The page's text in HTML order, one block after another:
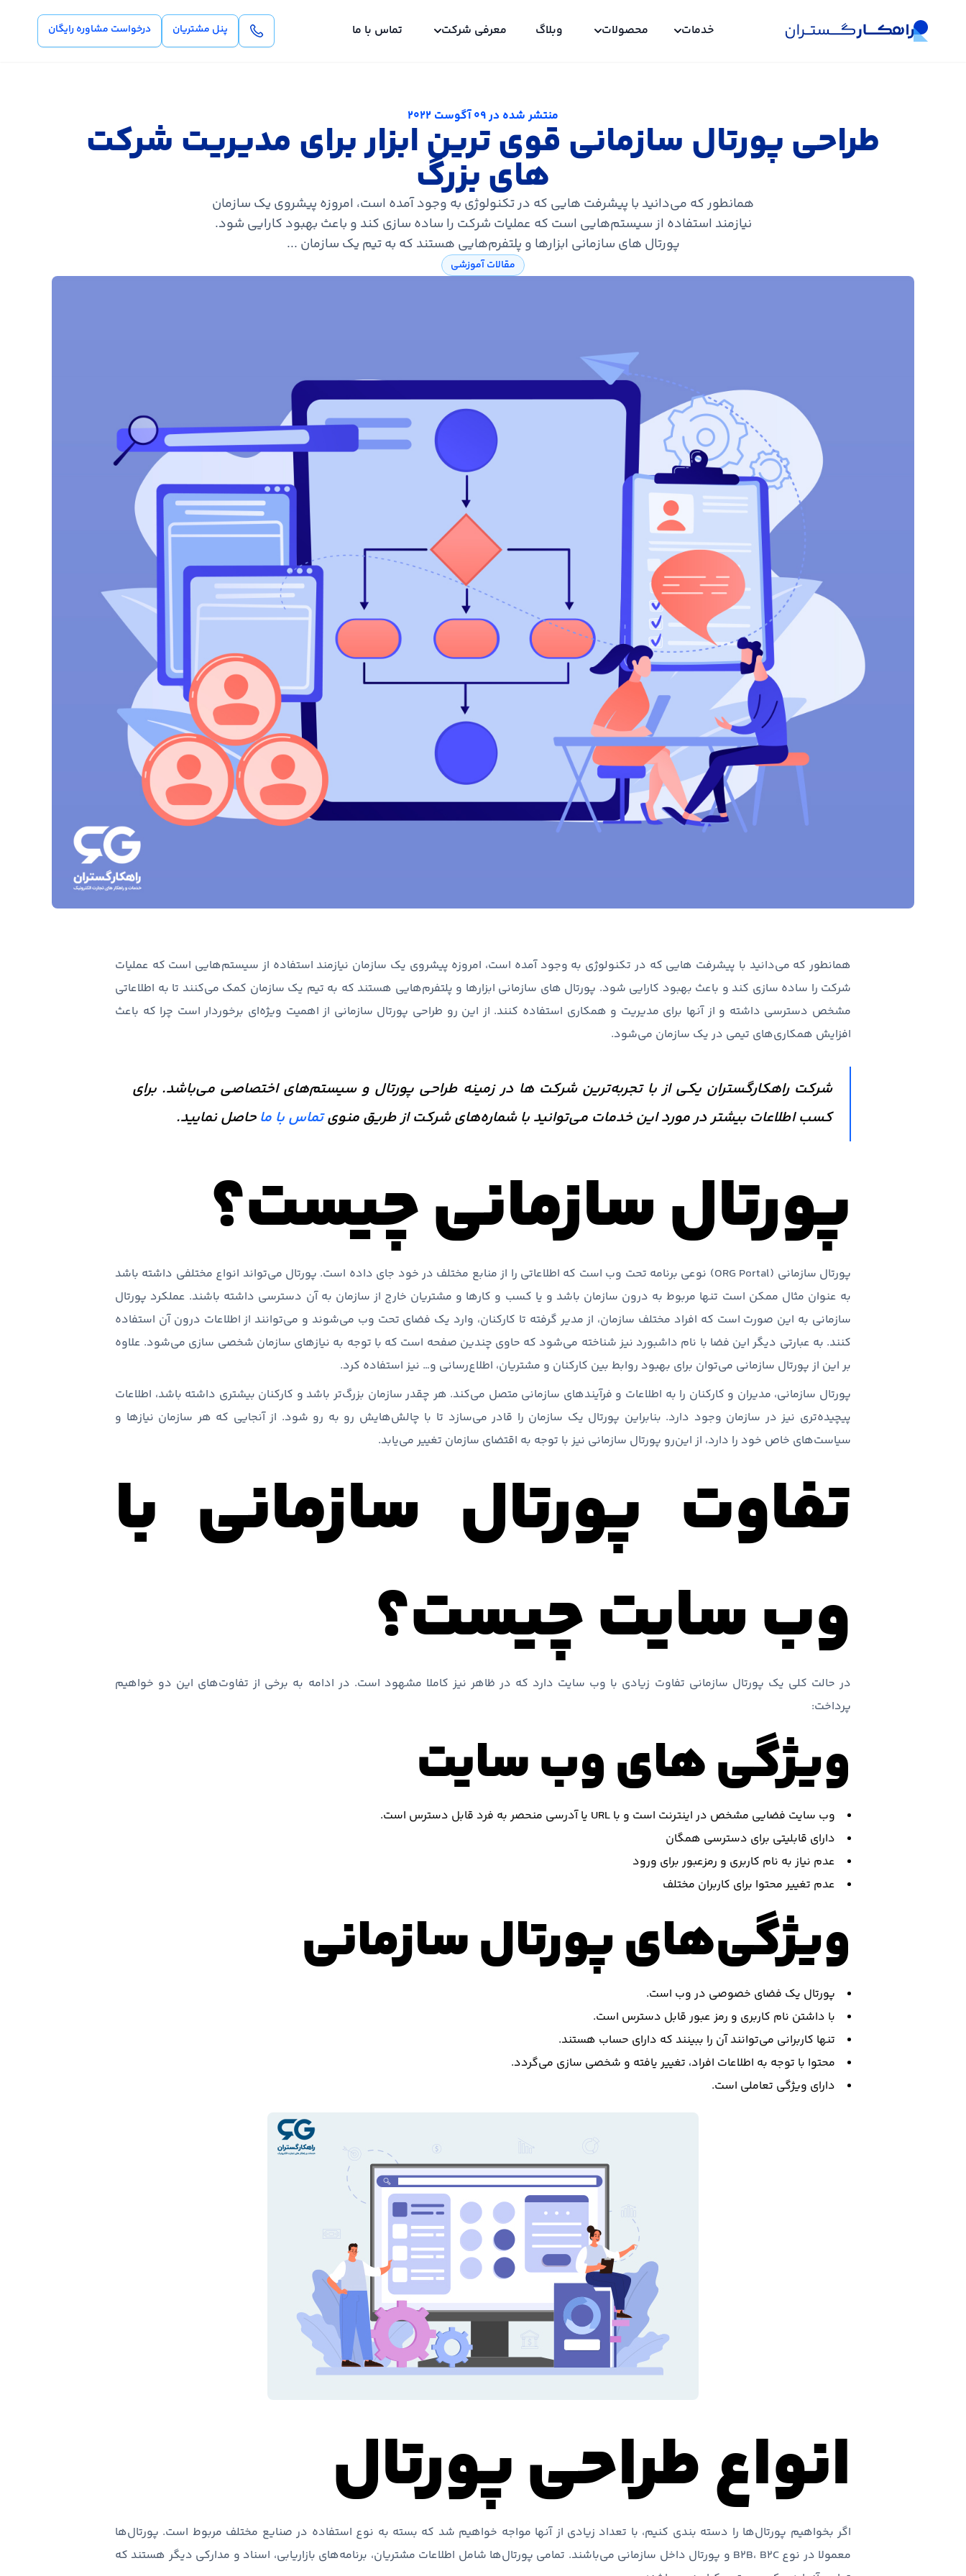
پنل مشتریان درخواست مشاوره رایگان خدمات محصولات وبلاگ معرفی شرکت تماس با ما
منتشر شده در09 آگوست 2022
طراحی پورتال سازمانی قوی ترین ابزار برای مدیریت شرکت
های بزرگ
همانطور که می‌دانید با پیشرفت هایی که در تکنولوژی به وجود آمده است، امروزه پیشروی یک سازمان
نیازمند استفاده از سیستم‌هایی است که عملیات شرکت را ساده سازی کند و باعث بهبود کارایی شود.
پورتال های سازمانی ابزارها و پلتفرم‌هایی هستند که به تیم یک سازمان ...
مقالات آموزشی
همانطور که می‌دانید با پیشرفت هایی که در تکنولوژی به وجود آمده است، امروزه پیشروی یک سازمان نیازمند استفاده از سیستم‌هایی است که عملیات
شرکت را ساده سازی کند و باعث بهبود کارایی شود. پورتال های سازمانی ابزارها و پلتفرم‌هایی هستند که به تیم یک سازمان کمک می‌کنند تا به اطلاعاتی
مشخص دسترسی داشته و از آنها برای مدیریت و همکاری استفاده کنند. از این رو طراحی پورتال سازمانی از اهمیت ویژه‌ای برخوردار است چرا که باعث
افزایش همکاری‌های تیمی در یک سازمان می‌شود.
شرکت راهکارگستران یکی از با تجربه‌ترین شرکت ها در زمینه طراحی پورتال و سیستم‌های اختصاصی می‌باشد. برای
کسب اطلاعات بیشتر در مورد این خدمات می‌توانید با شماره‌های شرکت از طریق منویتماس با ماحاصل نمایید.
پورتال سازمانی چیست؟
پورتال سازمانی (ORG Portal) نوعی برنامه تحت وب است که اطلاعاتی را از منابع مختلف در خود جای داده است. پورتال می‌تواند انواع مختلفی داشته باشد
به عنوان مثال ممکن است تنها مربوط به درون سازمان باشد و یا کسب و کارها و مشتریان خارج از سازمان به آن دسترسی داشته باشند. عملکرد پورتال
سازمانی به این صورت است که افراد مختلف سازمان، از مدیر گرفته تا کارکنان، وارد یک فضای تحت وب می‌شوند و می‌توانند از اطلاعات درون آن استفاده
کنند. به عبارتی دیگر این فضا با نام داشبورد نیز شناخته می‌شود که حاوی چندین صفحه است که با توجه به نیازهای سازمان شخصی سازی می‌شود. علاوه
بر این از پورتال سازمانی می‌توان برای بهبود روابط بین کارکنان و مشتریان، اطلاع‌رسانی و… نیز استفاده کرد.
پورتال سازمانی، مدیران و کارکنان را به اطلاعات و فرآیندهای سازمانی متصل می‌کند. هر چقدر سازمان بزرگ‌تر باشد و کارکنان بیشتری داشته باشد، اطلاعات
پیچیده‌تری نیز در سازمان وجود دارد. بنابراین پورتال یک سازمان را قادر می‌سازد تا با چالش‌هایش رو به رو شود. از آنجایی که هر سازمان نیازها و
سیاست‌های خاص خود را دارد، از این‌رو پورتال سازمانی نیز با توجه به اقتضای سازمان تغییر می‌یابد.
تفاوت پورتال سازمانی با
وب سایت چیست؟
در حالت کلی یک پورتال سازمانی تفاوت زیادی با وب سایت دارد که در ظاهر نیز کاملا مشهود است. در ادامه به برخی از تفاوت‌های این دو خواهیم
پرداخت:
ویژگی های وب سایت
وب سایت فضایی مشخص در اینترنت است و با URL یا آدرسی منحصر به فرد قابل دسترس است.
دارای قابلیتی برای دسترسی همگان
عدم نیاز به نام کاربری و رمزعبور برای ورود
عدم تغییر محتوا برای کاربران مختلف
ویژگی‌های پورتال سازمانی
پورتال یک فضای خصوصی در وب است.
با داشتن نام کاربری و رمز عبور قابل دسترس است.
تنها کاربرانی می‌توانند آن را ببینند که دارای حساب هستند.
محتوا با توجه به اطلاعات افراد، تغییر یافته و شخصی سازی می‌گردد.
دارای ویژگی تعاملی است.
انواع طراحی پورتال
اگر بخواهیم پورتال‌ها را دسته بندی کنیم، با تعداد زیادی از آنها مواجه خواهیم شد که بسته به نوع استفاده در صنایع مختلف مربوط است. پورتال‌ها
معمولا در نوع B2B، B2C و پورتال داخل سازمانی می‌باشند. تمامی پورتال‌ها شامل اطلاعات مشتریان، برنامه‌های بازاریابی، اسناد و مدارکی دیگر هستند که